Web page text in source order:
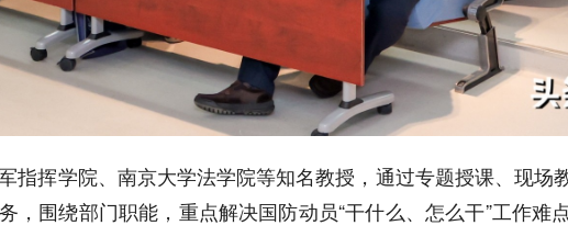
学院、南京大学法学院等知名教授，通过专题授课、现场
，围绕部门职能，重点解决国防动员“干什么、怎么干”工作难